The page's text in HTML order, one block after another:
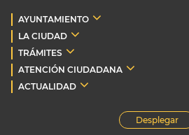
AYUNTAMIENTO
LA CIUDAD
TRÁMITES
ATENCIÓN CIUDADANA
ACTUALIDAD
Desplegar